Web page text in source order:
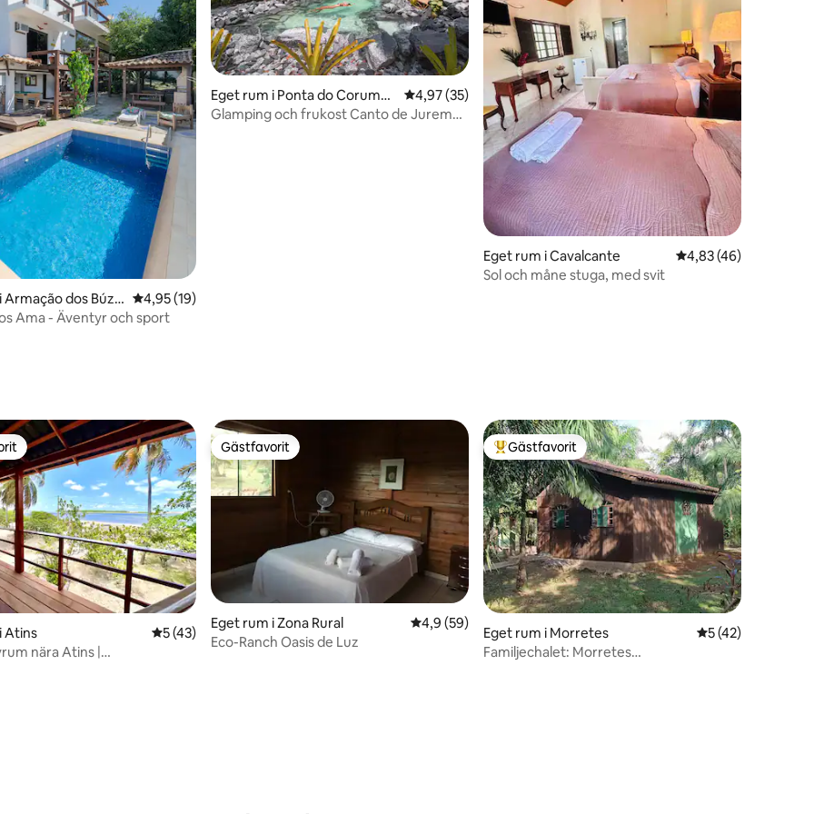
betyg, 21 omdömen
Armação dos Búzio 4,95 av 5 i genomsnittligt betyg, 19 omdömen
4,95 (19)
Ama - Äventyr och sport
Eget rum i Ponta do Corumba
u
4,97 av 5 i genomsnittligt betyg, 35 omdömen
4,97 (35)
Glamping och frukost Canto de Jurema
Eget rum i Cavalcante 4,83 av 5 i
4,83 (46)
Sol och måne stuga, med svit
betyg, 30 omdömen
Atins 5 av 5 i genomsnittligt betyg, 43 omdömen
5 (43)
nära Atins |
Gästfavorit
Gästfavorit
Eget rum i Zona Rural 4,9 av 5 i genomsnittligt betyg, 59 omdömen
4,9 (59)
Eco-Ranch Oasis de Luz
Populär gästfavorit
Gästfavorit
Eget rum i Morretes 5 av 5 i
5 (42)
Familjechalet: Morretes